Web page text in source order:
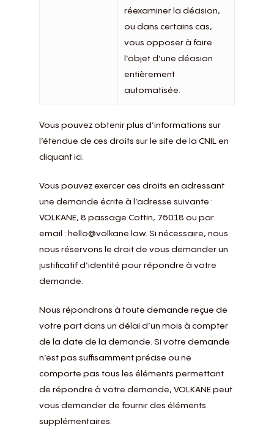
réexaminer la décision,
ou dans certains cas,
vous opposer à faire
l’objet d’une décision
entièrement
automatisée.
Vous pouvez obtenir plus d’informations sur
l’étendue de ces droits sur le site de la CNIL en
cliquant ici.
Vous pouvez exercer ces droits en adressant
une demande écrite à l’adresse suivante :
VOLKANE, 8 passage Cottin, 75018 ou par
email : hello@volkane.law. Si nécessaire, nous
nous réservons le droit de vous demander un
justificatif d’identité pour répondre à votre
demande.
Nous répondrons à toute demande reçue de
votre part dans un délai d’un mois à compter
de la date de la demande. Si votre demande
n’est pas suffisamment précise ou ne
comporte pas tous les éléments permettant
de répondre à votre demande, VOLKANE peut
vous demander de fournir des éléments
supplémentaires.